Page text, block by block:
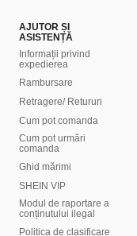
AJUTOR ȘI
ASISTENȚĂ
Informații privind
expedierea
Rambursare
Retragere/ Retururi
Cum pot comanda
Cum pot urmări
comanda
Ghid mărimi
SHEIN VIP
Modul de raportare a
conținutului ilegal
Politica de clasificare